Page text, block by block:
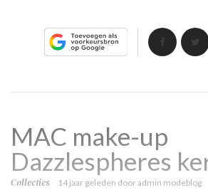
MAC make-up
Dazzlespheres
Collecties 14 jaar geleden dooradmin modeblog